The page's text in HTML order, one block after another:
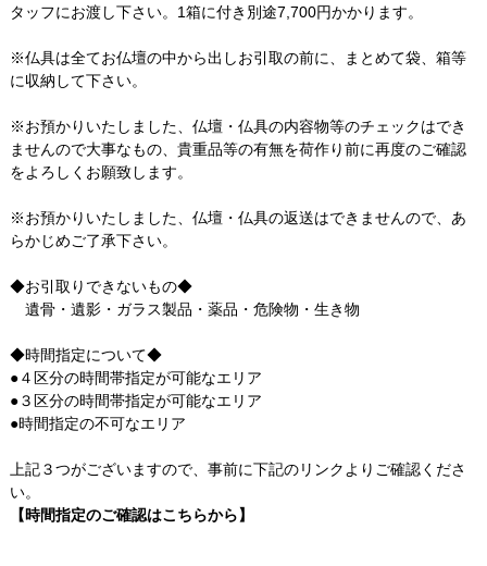
タッフにお渡し下さい。1箱に付き別途7,700円かかります。
※仏具は全てお仏壇の中から出しお引取の前に、まとめて袋、箱等
に収納して下さい。
※お預かりいたしました、仏壇・仏具の内容物等のチェックはでき
ませんので大事なもの、貴重品等の有無を荷作り前に再度のご確認
をよろしくお願致します。
※お預かりいたしました、仏壇・仏具の返送はできませんので、あ
らかじめご了承下さい。
◆お引取りできないもの◆
遺骨・遺影・ガラス製品・薬品・危険物・生き物
◆時間指定について◆
●４区分の時間帯指定が可能なエリア
●３区分の時間帯指定が可能なエリア
●時間指定の不可なエリア
上記３つがございますので、事前に下記のリンクよりご確認くださ
い。
【時間指定のご確認はこちらから】